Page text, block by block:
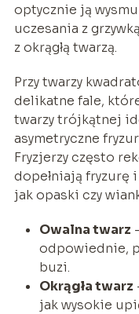
optycznie ją
uczesania z
z okrągłą twarzą.
Przy twarzy
delikatne fale,
twarzy trójkątnej
asymetryczne
Fryzjerzy często
dopełniają fryzurę
jak opaski czy
Owalna twarz
odpowiednie,
buzi.
Okrągła twarz
jak wysokie